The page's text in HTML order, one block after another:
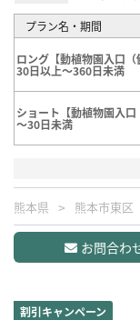
プラン名・期間
ロング【動植物園入口（
30日以上～360日未満
ショート【動植物園入口
～30日未満
熊本県 熊本市東区
お問合わ
割引キャンペーン